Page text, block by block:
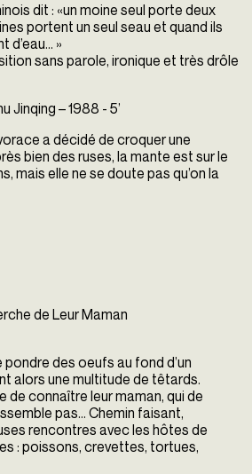
dit : «un moine seul porte deux
portent un seul seau et quand ils
»
sans parole, ironique et très drôle
Jinqing – 1988 - 5’
a décidé de croquer une
bien des ruses, la mante est sur le
mais elle ne se doute pas qu’on la
de Leur Maman
des oeufs au fond d’un
alors une multitude de têtards.
de connaître leur maman, qui de
pas... Chemin faisant,
rencontres avec les hôtes de
: poissons, crevettes, tortues,